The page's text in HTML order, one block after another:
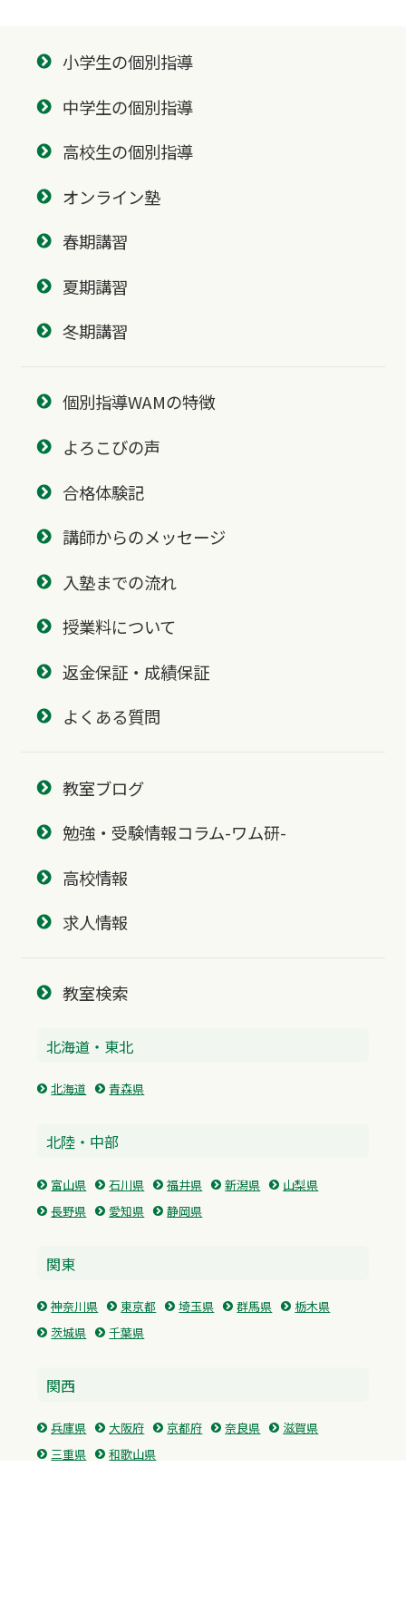
小学生の個別指導
中学生の個別指導
高校生の個別指導
オンライン塾
春期講習
夏期講習
冬期講習
個別指導WAMの特徴
よろこびの声
合格体験記
講師からのメッセージ
入塾までの流れ
授業料について
返金保証・成績保証
よくある質問
教室ブログ
勉強・受験情報コラム-ワム研-
高校情報
求人情報
教室検索
北海道・東北
北海道 青森県
北陸・中部
富山県 石川県 福井県 新潟県
山梨県
長野県
愛知県 静岡県
関東
神奈川県 東京都 埼玉県 群馬県
栃木県
茨城県
千葉県
関西
兵庫県 大阪府 京都府 奈良県
滋賀県
三重県
和歌山県